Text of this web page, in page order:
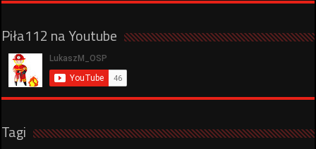
Piła112 na Youtube
Tagi